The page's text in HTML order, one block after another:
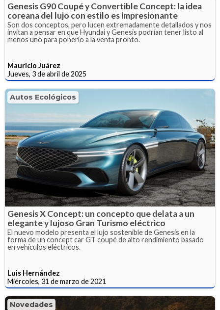
Genesis G90 Coupé y Convertible Concept: la idea
coreana del lujo con estilo es impresionante
Son dos conceptos, pero lucen extremadamente detallados y nos
invitan a pensar en que Hyundai y Genesis podrían tener listo al
menos uno para ponerlo a la venta pronto.
Mauricio Juárez
Jueves, 3 de abril de 2025
Autos Ecológicos
Genesis X Concept: un concepto que delata a un
elegante y lujoso Gran Turismo eléctrico
El nuevo modelo presenta el lujo sostenible de Genesis en la
forma de un concept car GT coupé de alto rendimiento basado
en vehículos eléctricos.
Luis Hernández
Miércoles, 31 de marzo de 2021
Novedades